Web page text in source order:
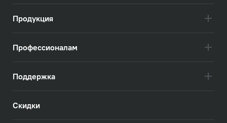
Продукция
Профессионалам
Поддержка
Скидки